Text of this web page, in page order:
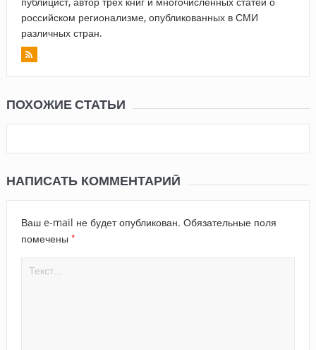
российском регионализме, опубликованных в СМИ
различных стран.
ПОХОЖИЕ СТАТЬИ
НАПИСАТЬ КОММЕНТАРИЙ
Ваш e-mail не будет опубликован. Обязательные поля
помечены *